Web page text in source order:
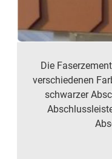
Die
verschiedenen
schwarzer